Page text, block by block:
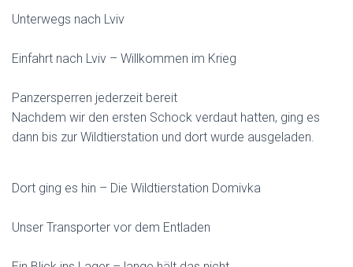
Unterwegs nach Lviv
Einfahrt nach Lviv – Willkommen im Krieg
Panzersperren jederzeit bereit
Nachdem wir den ersten Schock verdaut hatten, ging es
dann bis zur Wildtierstation und dort wurde ausgeladen.
Dort ging es hin – Die Wildtierstation Domivka
Unser Transporter vor dem Entladen